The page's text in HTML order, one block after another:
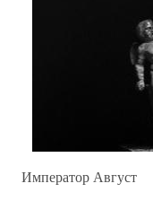
Император Август